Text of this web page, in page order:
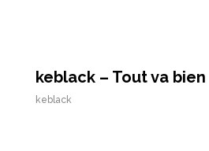
keblack – Tout va bien
keblack